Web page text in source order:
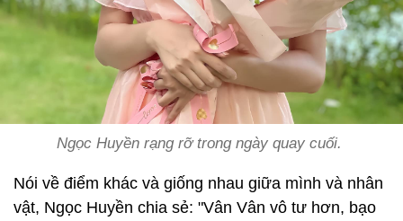
Ngọc Huyền rạng rỡ trong ngày quay cuối.
Nói về điểm khác và giống nhau giữa mình và nhân
vật, Ngọc Huyền chia sẻ: "Vân Vân vô tư hơn, bạo